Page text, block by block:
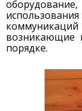
возникающие
порядке.